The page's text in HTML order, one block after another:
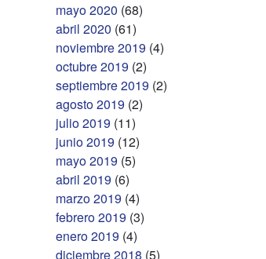
mayo 2020 (68)
abril 2020 (61)
noviembre 2019 (4)
octubre 2019 (2)
septiembre 2019 (2)
agosto 2019 (2)
julio 2019 (11)
junio 2019 (12)
mayo 2019 (5)
abril 2019 (6)
marzo 2019 (4)
febrero 2019 (3)
enero 2019 (4)
diciembre 2018 (5)